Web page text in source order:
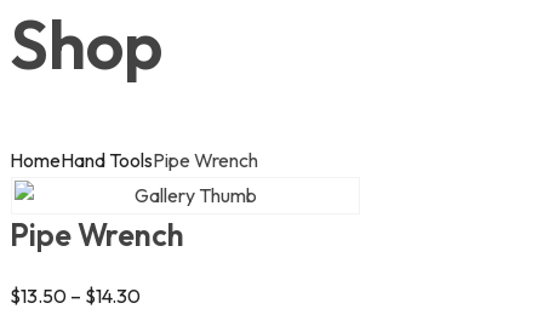
Shop
HomeHand ToolsPipe Wrench
Pipe Wrench
$13.50 – $14.30